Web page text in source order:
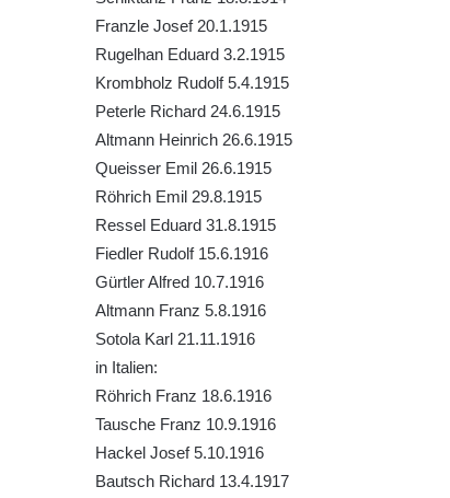
Kenotaf Heinricha Klause na hřbitově v
Dolním Podluží
Kenotaf Josefa Stolle na hřbitově v Dolním
Podluží
Pomník obětem 1. světové války na
židovském hřbitově v Mostě
Pamětní deska Miroslava Švice na domě
čp. 43 v Lužci nad Vltavou
Pomník obětem 2. světové války v ulici 1.
máje v Lužci nad Vltavou
Pomník obětem válek v ulici 1. máje v Lužci
nad Vltavou
Hrob Vladislava Neumana v Hostíně u
Vojkovic
Franzle Josef 20.1.1915
Rugelhan Eduard 3.2.1915
Krombholz Rudolf 5.4.1915
Peterle Richard 24.6.1915
Altmann Heinrich 26.6.1915
Queisser Emil 26.6.1915
Röhrich Emil 29.8.1915
Ressel Eduard 31.8.1915
Fiedler Rudolf 15.6.1916
Gürtler Alfred 10.7.1916
Altmann Franz 5.8.1916
Sotola Karl 21.11.1916
in Italien:
Röhrich Franz 18.6.1916
Tausche Franz 10.9.1916
Hackel Josef 5.10.1916
Bautsch Richard 13.4.1917